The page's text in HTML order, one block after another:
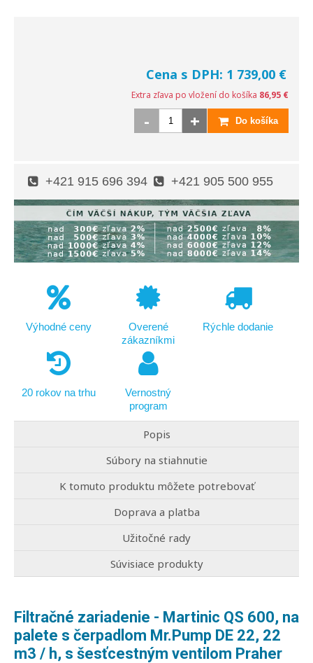
Cena s DPH: 1 739,00 €
Extra zľava po vložení do košíka 86,95 €
- + Do košíka
+421 915 696 394 +421 905 500 955
Výhodné ceny
Overené
zákazníkmi
Rýchle dodanie
20 rokov na trhu
Vernostný
program
Popis
Súbory na stiahnutie
K tomuto produktu môžete potrebovať
Doprava a platba
Užitočné rady
Súvisiace produkty
Filtračné zariadenie - Martinic QS 600, na
palete s čerpadlom Mr.Pump DE 22, 22
m3 / h, s šesťcestným ventilom Praher